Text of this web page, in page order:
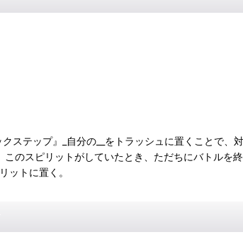
ステップ』_自分の__をトラッシュに置くことで
のスピリットがしていたとき、ただちにバトル
ットに置く。